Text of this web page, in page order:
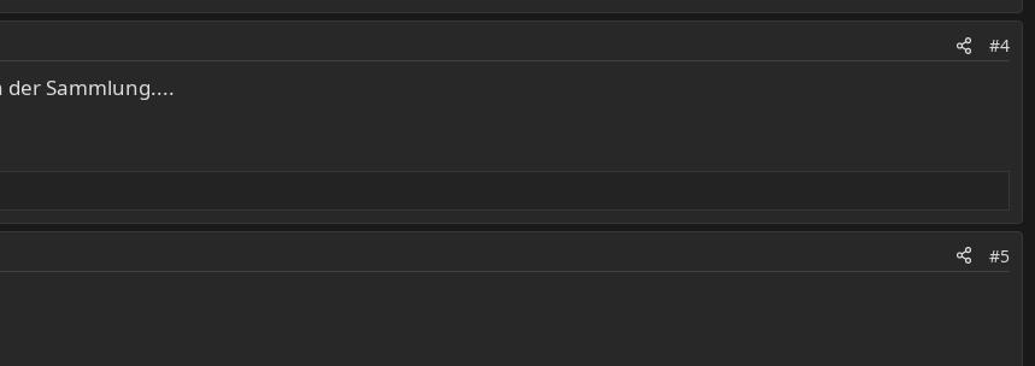
#4
Sammlung....
#5